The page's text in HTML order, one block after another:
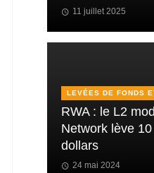
11 juillet 2025
LEVÉES DE FONDS
RWA : le L2
Network lève
dollars
24 mai 2024